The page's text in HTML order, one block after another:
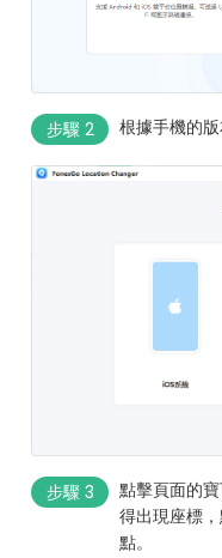
步驟 2 根據手機的
步驟 3
點擊頁面的
得出現座標
點。